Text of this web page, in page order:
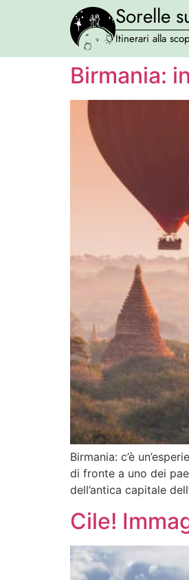
Sorelle
Itinerari alla
Birmania:
Birmania: c’è
di fronte a uno dei
dell’antica capitale
Cile!